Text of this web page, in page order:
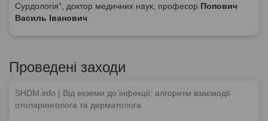
Сурдологія", доктор медичних наук, професор Попович
Василь Іванович
Проведені заходи
SHDM.info | Від екземи до інфекції: алгоритм взаємодії
отоларинголога та дерматолога